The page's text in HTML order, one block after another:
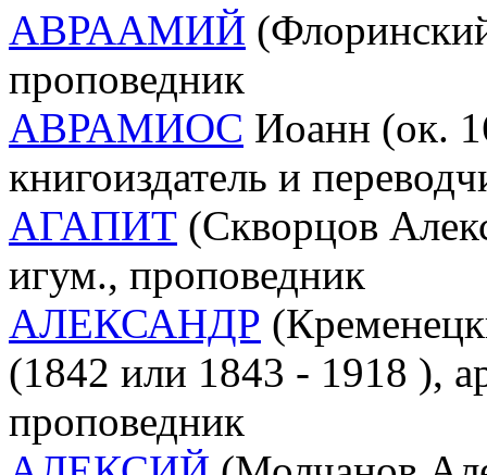
АВРААМИЙ
проповедник
АВРАМИОС Иоанн (ок.
книгоиздатель и
АГАПИТ (Скворцов
игум., проповедник
АЛЕКСАНДР
(1842 или 1843 - 1918 ),
проповедник